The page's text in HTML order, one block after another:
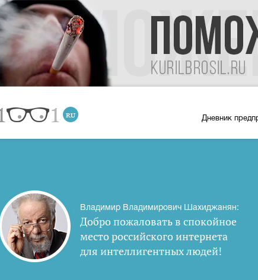
Дневник
Владимир Владимирович Шахиджанян:
Добро пожаловать в спокойное
место российского интернета
для интеллигентных людей!